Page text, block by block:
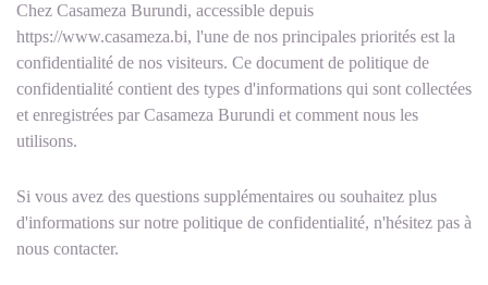
Chez Casameza Burundi, accessible depuis
https://www.casameza.bi, l'une de nos principales priorités est la
confidentialité de nos visiteurs. Ce document de politique de
confidentialité contient des types d'informations qui sont collectées
et enregistrées par Casameza Burundi et comment nous les
utilisons.
Si vous avez des questions supplémentaires ou souhaitez plus
d'informations sur notre politique de confidentialité, n'hésitez pas à
nous contacter.